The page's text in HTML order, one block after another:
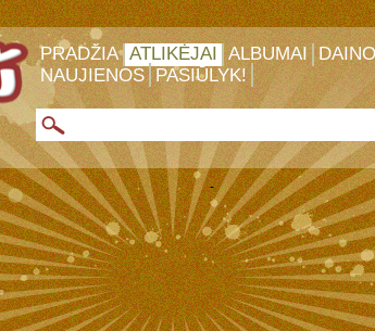
PRADŽIA ATLIKĖJAI ALBUMAI
NAUJIENOS PASIŪLYK!